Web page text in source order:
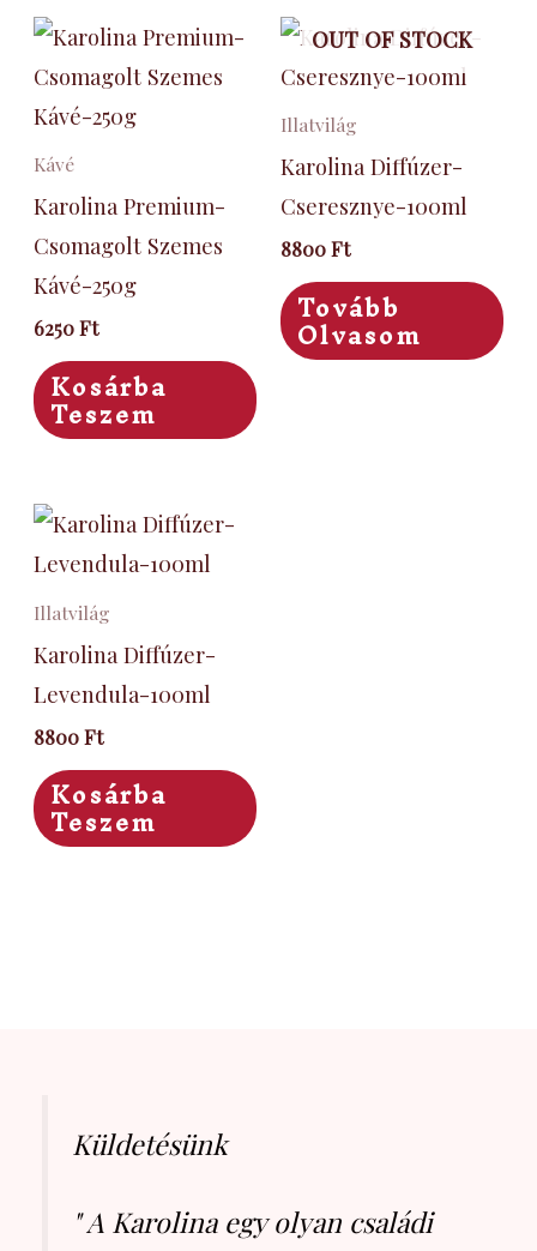
Kávé
Karolina Premium-
Csomagolt Szemes
Kávé-250g
6250Ft
Kosárba
Teszem
OUT OF STOCK
Illatvilág
Karolina Diffúzer-
Cseresznye-100ml
8800Ft
Tovább
Olvasom
Illatvilág
Karolina Diffúzer-
Levendula-100ml
8800Ft
Kosárba
Teszem
Küldetésünk
" A Karolina egy olyan családi